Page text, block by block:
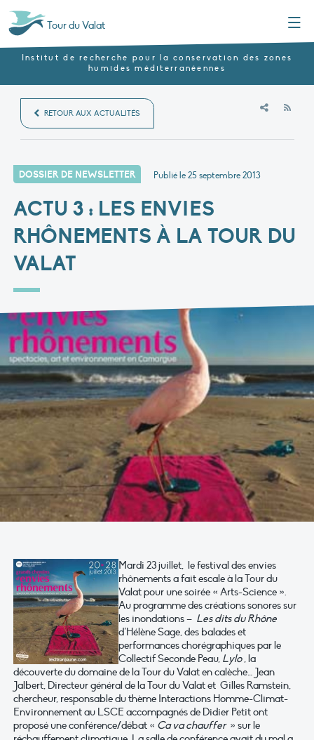
Tour du Valat
Institut de recherche pour la conservation des zones
humides méditerranéennes
RETOUR AUX ACTUALITÉS
DOSSIER DE NEWSLETTER Publié le25 septembre 2013
ACTU 3 : LES ENVIES
RHÔNEMENTS À LA TOUR DU
VALAT
Mardi 23 juillet, le festival des envies
rhônements a fait escale à la Tour du
Valat pour une soirée « Arts-Science ».
Au programme des créations sonores sur
les inondations – Les dits du Rhône
d’Hélène Sage, des balades et
performances chorégraphiques par le
Collectif Seconde Peau, Lylo, la
découverte du domaine de la Tour du Valat en calèche… Jean
Jalbert, Directeur général de la Tour du Valat et Gilles Ramstein,
chercheur, responsable du thème Interactions Homme-Climat-
Environnement au LSCE accompagnés de Didier Petit ont
proposé une conférence/débat « Ca va chauffer» sur le